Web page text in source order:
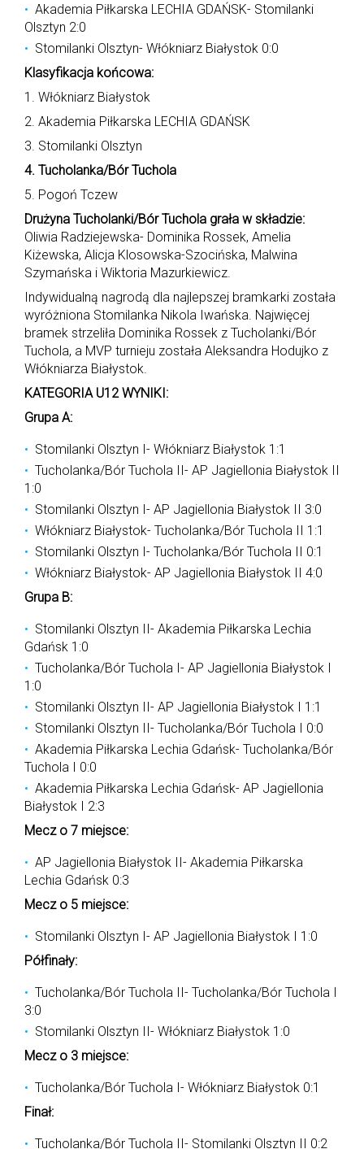
Akademia Piłkarska LECHIA GDAŃSK- Stomilanki
Olsztyn 2:0
Stomilanki Olsztyn- Włókniarz Białystok 0:0
Klasyfikacja końcowa:
1. Włókniarz Białystok
2. Akademia Piłkarska LECHIA GDAŃSK
3. Stomilanki Olsztyn
4. Tucholanka/Bór Tuchola
5. Pogoń Tczew
Drużyna Tucholanki/Bór Tuchola grała w składzie:
Oliwia Radziejewska- Dominika Rossek, Amelia
Kiżewska, Alicja Klosowska-Szocińska, Malwina
Szymańska i Wiktoria Mazurkiewicz.
Indywidualną nagrodą dla najlepszej bramkarki została
wyróżniona Stomilanka Nikola Iwańska. Najwięcej
bramek strzeliła Dominika Rossek z Tucholanki/Bór
Tuchola, a MVP turnieju została Aleksandra Hodujko z
Włókniarza Białystok.
KATEGORIA U12 WYNIKI:
Grupa A:
Stomilanki Olsztyn I- Włókniarz Białystok 1:1
Tucholanka/Bór Tuchola II- AP Jagiellonia Białystok II
1:0
Stomilanki Olsztyn I- AP Jagiellonia Białystok II 3:0
Włókniarz Białystok- Tucholanka/Bór Tuchola II 1:1
Stomilanki Olsztyn I- Tucholanka/Bór Tuchola II 0:1
Włókniarz Białystok- AP Jagiellonia Białystok II 4:0
Grupa B:
Stomilanki Olsztyn II- Akademia Piłkarska Lechia
Gdańsk 1:0
Tucholanka/Bór Tuchola I- AP Jagiellonia Białystok I
1:0
Stomilanki Olsztyn II- AP Jagiellonia Białystok I 1:1
Stomilanki Olsztyn II- Tucholanka/Bór Tuchola I 0:0
Akademia Piłkarska Lechia Gdańsk- Tucholanka/Bór
Tuchola I 0:0
Akademia Piłkarska Lechia Gdańsk- AP Jagiellonia
Białystok I 2:3
Mecz o 7 miejsce:
AP Jagiellonia Białystok II- Akademia Piłkarska
Lechia Gdańsk 0:3
Mecz o 5 miejsce:
Stomilanki Olsztyn I- AP Jagiellonia Białystok I 1:0
Półfinały:
Tucholanka/Bór Tuchola II- Tucholanka/Bór Tuchola I
3:0
Stomilanki Olsztyn II- Włókniarz Białystok 1:0
Mecz o 3 miejsce:
Tucholanka/Bór Tuchola I- Włókniarz Białystok 0:1
Finał:
Tucholanka/Bór Tuchola II- Stomilanki Olsztyn II 0:2